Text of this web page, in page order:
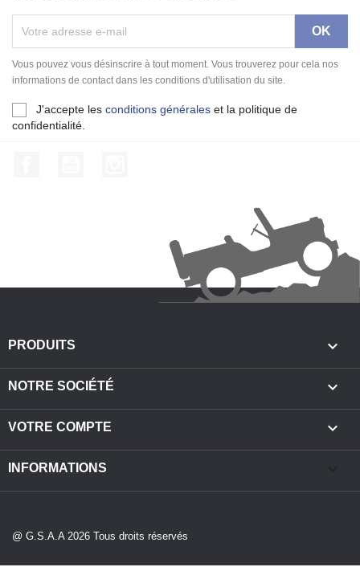
Vous pouvez vous désinscrire à tout moment. Vous trouverez pour cela nos
informations de contact dans les conditions d'utilisation du site.
J'accepte les conditions générales et la politique de
confidentialité.
PRODUITS 
NOTRE SOCIÉTÉ 
VOTRE COMPTE 
INFORMATIONS
@ G.S.A.A 2026 Tous droits réservés